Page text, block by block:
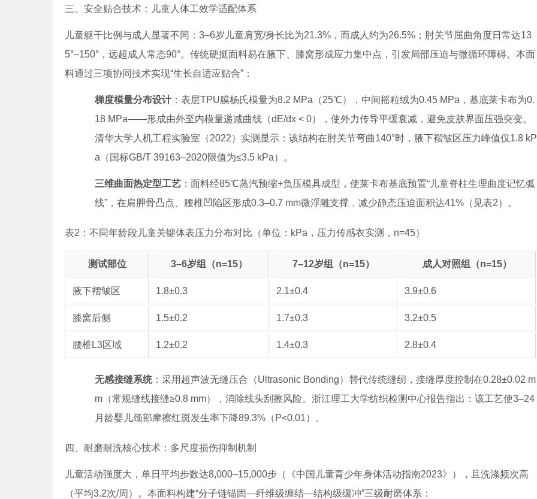
三、安全贴合技术：儿童人体工效学适配体系
儿童躯干比例与成人显著不同：3–6岁儿童肩宽/身长比为21.3%，而成人约为26.5%；肘关节屈曲角度日常达13
5°–150°，远超成人常态90°。传统硬挺面料易在腋下、膝窝形成应力集中点，引发局部压迫与微循环障碍。本面
料通过三项协同技术实现“生长自适应贴合”：
梯度模量分布设计：表层TPU膜杨氏模量为8.2 MPa（25℃），中间摇粒绒为0.45 MPa，基底莱卡布为0.
18 MPa——形成由外至内模量递减曲线（dE/dx < 0），使外力传导平缓衰减，避免皮肤界面压强突变。
清华大学人机工程实验室（2022）实测显示：该结构在肘关节弯曲140°时，腋下褶皱区压力峰值仅1.8 kP
a（国标GB/T 39163–2020限值为≤3.5 kPa）。
三维曲面热定型工艺 ：面料经85℃蒸汽预缩+负压模具成型，使莱卡布基底预置“儿童脊柱生理曲度记忆弧
线”，在肩胛骨凸点、腰椎凹陷区形成0.3–0.7 mm微浮雕支撑，减少静态压迫面积达41%（见表2）。
表2：不同年龄段儿童关键体表压力分布对比（单位：kPa，压力传感衣实测，n=45）
测试部位 3–6岁组（n=15） 7–12岁组（n=15） 成人对照组（n=15）
腋下褶皱区 1.8±0.3 2.1±0.4 3.9±0.6
膝窝后侧 1.5±0.2 1.7±0.3 3.2±0.5
腰椎L3区域 1.2±0.2 1.4±0.3 2.8±0.4
无感接缝系统：采用超声波无缝压合（Ultrasonic Bonding）替代传统缝纫，接缝厚度控制在0.28±0.02 m
m（常规缝线接缝≥0.8 mm），消除线头刮擦风险。浙江理工大学纺织检测中心报告指出：该工艺使3–24
月龄婴儿颈部摩擦红斑发生率下降89.3%（P<0.01）。
四、耐磨耐洗核心技术：多尺度损伤抑制机制
儿童活动强度大，单日平均步数达8,000–15,000步（《中国儿童青少年身体活动指南2023》），且洗涤频次高
（平均3.2次/周）。本面料构建“分子链锚固—纤维级缠结—结构级缓冲”三级耐磨体系：